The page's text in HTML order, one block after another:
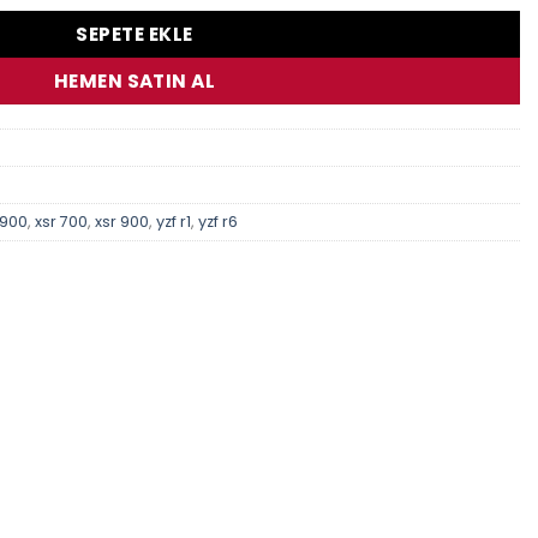
SEPETE EKLE
HEMEN SATIN AL
, xsr 700, xsr 900, yzf r1, yzf r6